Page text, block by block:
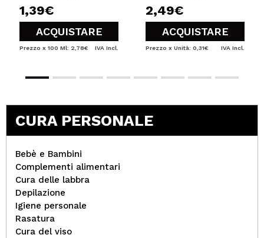
1,39€
ACQUISTARE
Prezzo x 100 Ml: 2,78€ IVA Incl.
2,49€
ACQUISTARE
Prezzo x Unità: 0,31€ IVA Incl.
CURA PERSONALE
Bebè e Bambini
Complementi alimentari
Cura delle labbra
Depilazione
Igiene personale
Rasatura
Cura del viso